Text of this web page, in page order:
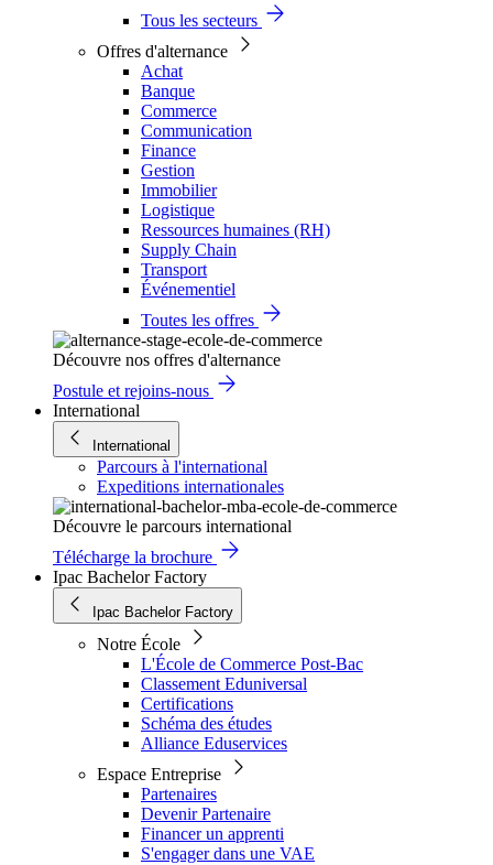
Tous les secteurs
Offres d'alternance
Achat
Banque
Commerce
Communication
Finance
Gestion
Immobilier
Logistique
Ressources humaines (RH)
Supply Chain
Transport
Événementiel
Toutes les offres
Découvre nos offres d'alternance
Postule et rejoins-nous
International
International
Parcours à l'international
Expeditions internationales
Découvre le parcours international
Télécharge la brochure
Ipac Bachelor Factory
Ipac Bachelor Factory
Notre École
L'École de Commerce Post-Bac
Classement Eduniversal
Certifications
Schéma des études
Alliance Eduservices
Espace Entreprise
Partenaires
Devenir Partenaire
Financer un apprenti
S'engager dans une VAE